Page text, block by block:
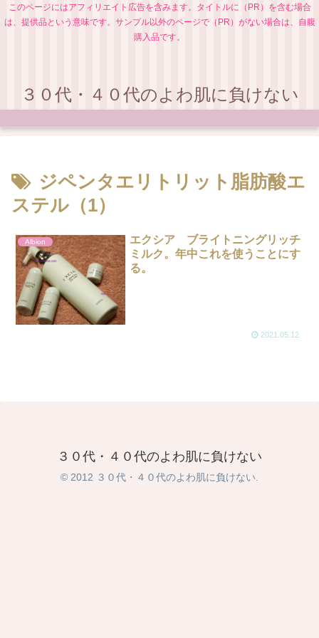
このページにはアフィリエイト広告を含みます。タイトルに（PR）を含む場合
は、提供品という意味です。サンプル以外のページで（PR）がない場合は、自腹
購入品です。
３０代・４０代のよわ肌に負けない
ジペンタエリトリット脂肪酸エ
ステル（1）
Albion
エクシア ブライトニングリッチ
ミルク。年中これを使うことにす
る。
2021.05.12
３０代・４０代のよわ肌に負けない
© 2012 ３０代・４０代のよわ肌に負けない.